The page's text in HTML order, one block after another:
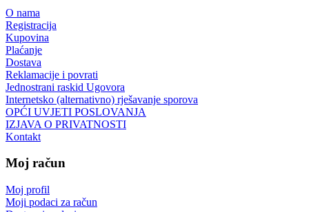
O nama
Registracija
Kupovina
Plaćanje
Dostava
Reklamacije i povrati
Jednostrani raskid Ugovora
Internetsko (alternativno) rješavanje sporova
OPĆI UVJETI POSLOVANJA
IZJAVA O PRIVATNOSTI
Kontakt
Moj račun
Moj profil
Moji podaci za račun